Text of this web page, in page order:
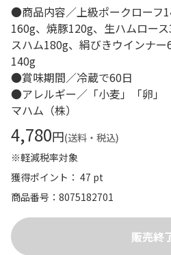
●商品内容／上級ポークローフ
160g、焼豚120g、生ハムロー
スハム180g、絹びきウインナ
140g
●賞味期間／冷蔵で60日
●アレルギー／「小麦」「卵」
マハム（株）
4,780円(送料・税込)
※軽減税率対象
獲得ポイント： 47 pt
商品番号
8075182701